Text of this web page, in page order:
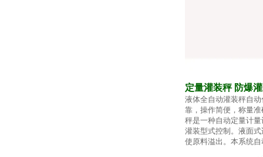
定量灌装秤 防爆
液体全自动灌装秤自
靠，操作简便，称量
秤是一种自动定量计
灌装型式控制。液面
使原料溢出。本系统